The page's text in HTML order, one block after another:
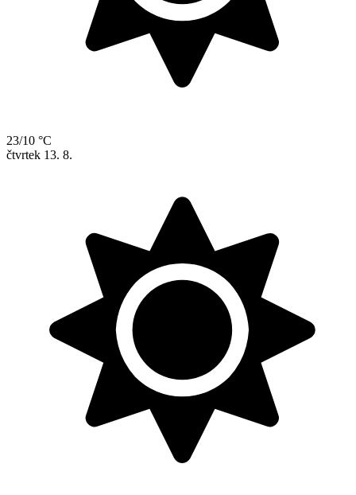
23/10 °C
čtvrtek 13. 8.